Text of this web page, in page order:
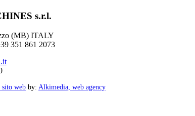
s.r.l.
(MB) ITALY
351 861 2073
sito web by: Alkimedia, web agency